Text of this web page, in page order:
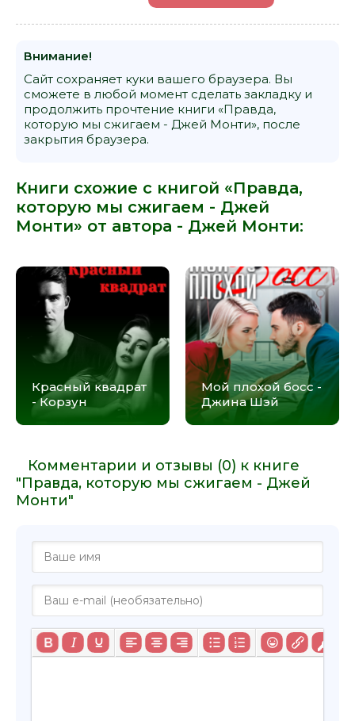
Внимание!
Сайт сохраняет куки вашего браузера. Вы
сможете в любой момент сделать закладку и
продолжить прочтение книги «Правда,
которую мы сжигаем - Джей Монти», после
закрытия браузера.
Книги схожие с книгой «Правда,
которую мы сжигаем - Джей
Монти» от автора - Джей Монти:
Красный квадрат
- Корзун
Мой плохой босс -
Джина Шэй
Комментарии и отзывы (0) к книге
"Правда, которую мы сжигаем - Джей
Монти"